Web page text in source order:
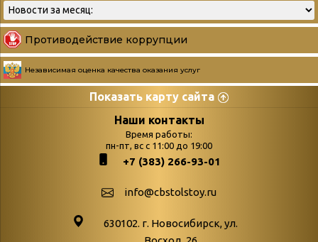
Противодействие коррупции
Независимая оценка качества оказания услуг
Показать карту сайта
Страницы
podvedenie-itogov-festivalya-
paskhalnaya-palitra
поступлений
Война. Народ.
Наши контакты
Время работы:
пн-пт, вс с 11:00 до 19:00
+7 (383) 266-93-01
info@cbstolstoy.ru
630102. г. Новосибирск, ул.